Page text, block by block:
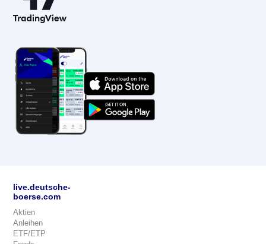
live.deutsche-
boerse.com
Aktien
Anleihen
ETF/ETP